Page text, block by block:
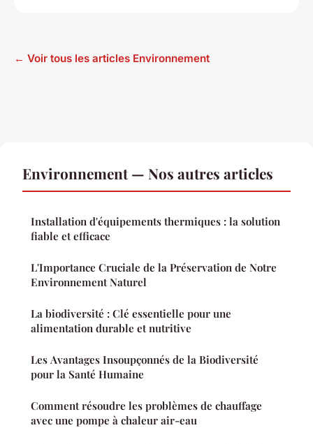
← Voir tous les articles Environnement
Environnement — Nos autres articles
Installation d'équipements thermiques : la solution
fiable et efficace
L'Importance Cruciale de la Préservation de Notre
Environnement Naturel
La biodiversité : Clé essentielle pour une
alimentation durable et nutritive
Les Avantages Insoupçonnés de la Biodiversité
pour la Santé Humaine
Comment résoudre les problèmes de chauffage
avec une pompe à chaleur air-eau